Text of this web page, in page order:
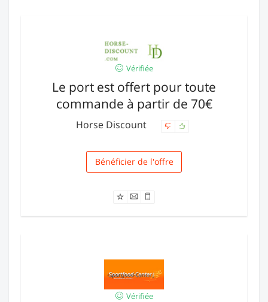
Vérifiée
Le port est offert pour toute
commande à partir de 70€
Horse Discount
Livraison
Bénéficier de l'offre
Vérifiée